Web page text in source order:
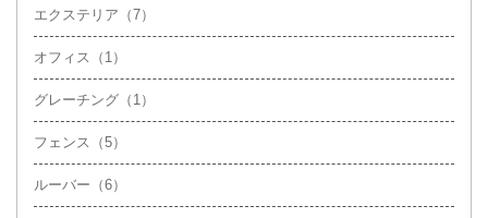
エクステリア（7）
オフィス（1）
グレーチング（1）
フェンス（5）
ルーバー（6）